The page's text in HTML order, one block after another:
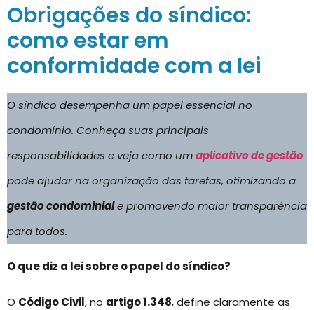
Obrigações do síndico:
como estar em
conformidade com a lei
O síndico desempenha um papel essencial no
condomínio. Conheça suas principais
responsabilidades e veja como umaplicativo de gestão
pode ajudar na organização das tarefas, otimizando a
gestão condominiale promovendo maior transparência
para todos.
O que diz a lei sobre o papel do síndico?
O Código Civil, no artigo 1.348, define claramente as